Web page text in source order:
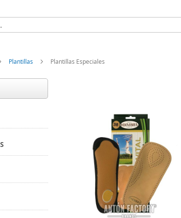
Plantillas Plantillas Especiales